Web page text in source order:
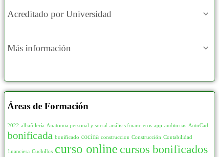
Acreditado por Universidad
Más información
Áreas de Formación
2022 albañilería Anatomia personal y social análisis financieros app auditorias AutoCad
bonificada bonificado cocina construccion Construcción Contabilidad
financiera Cuchillos curso online cursos bonificados